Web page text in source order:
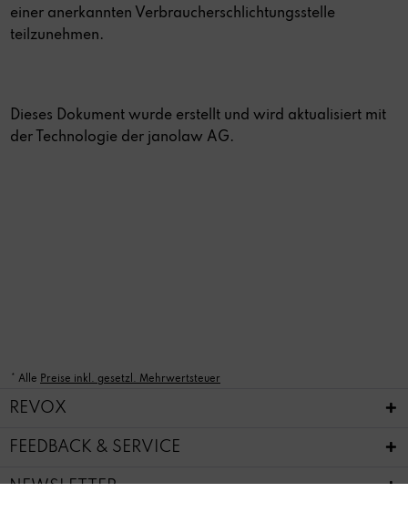
einer anerkannten Verbraucherschlichtungsstelle
teilzunehmen.
Dieses Dokument wurde erstellt und wird aktualisiert mit
der Technologie der janolaw AG.
* Alle Preise inkl. gesetzl. Mehrwertsteuer
REVOX
FEEDBACK & SERVICE
NEWSLETTER